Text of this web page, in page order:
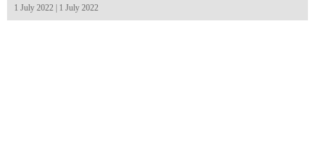
1 July 2022 | 1 July 2022